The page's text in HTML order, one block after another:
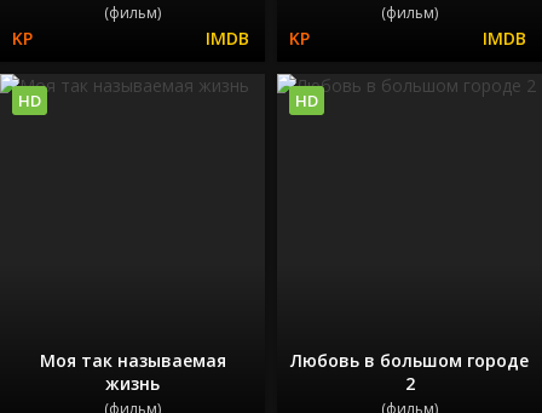
(фильм) (фильм)
Моя так называемая
жизнь
(фильм)
HD
Любовь в большом городе
2
(фильм)
HD